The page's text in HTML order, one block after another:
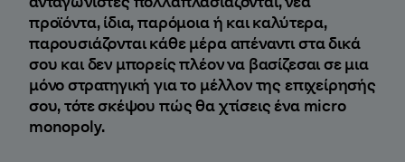
προϊόντα, ίδια, παρόμοια ή και καλύτερα,
παρουσιάζονται κάθε μέρα απέναντι στα δικά
σου και δεν μπορείς πλέον να βασίζεσαι σε μια
μόνο στρατηγική για το μέλλον της επιχείρησής
σου, τότε σκέψου πώς θα χτίσεις ένα micro
monopoly.